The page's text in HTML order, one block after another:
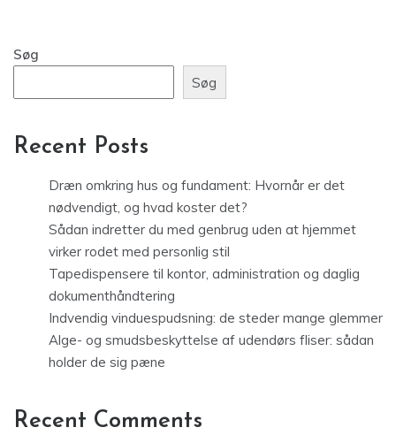
Søg
Søg
Recent Posts
Dræn omkring hus og fundament: Hvornår er det
nødvendigt, og hvad koster det?
Sådan indretter du med genbrug uden at hjemmet
virker rodet med personlig stil
Tapedispensere til kontor, administration og daglig
dokumenthåndtering
Indvendig vinduespudsning: de steder mange glemmer
Alge- og smudsbeskyttelse af udendørs fliser: sådan
holder de sig pæne
Recent Comments